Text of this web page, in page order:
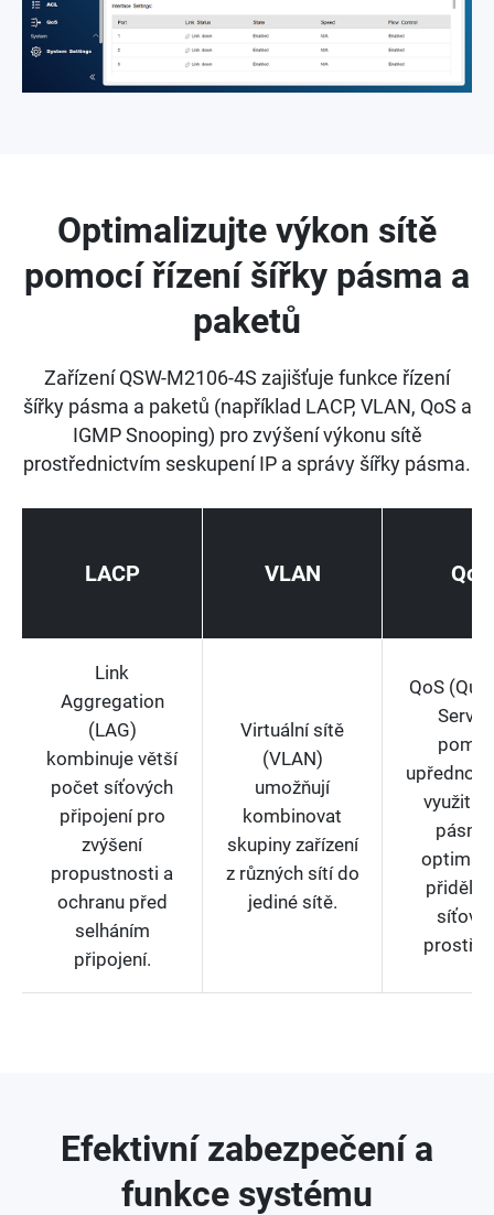
Optimalizujte výkon sítě
pomocí řízení šířky pásma a
paketů
Zařízení QSW-M2106-4S zajišťuje funkce řízení
šířky pásma a paketů (například LACP, VLAN, QoS a
IGMP Snooping) pro zvýšení výkonu sítě
prostřednictvím seskupení IP a správy šířky pásma.
LACP VLAN QoS
Link
Aggregation
(LAG)
kombinuje větší
počet síťových
připojení pro
zvýšení
propustnosti a
ochranu před
selháním
připojení.
Virtuální sítě
(VLAN)
umožňují
kombinovat
skupiny zařízení
z různých sítí do
jediné sítě.
QoS
využití
Efektivní zabezpečení a
funkce systému